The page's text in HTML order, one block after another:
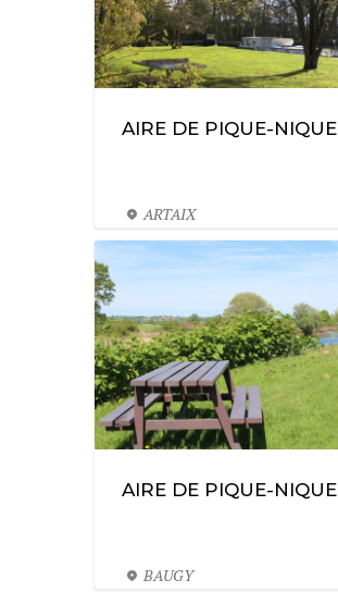
AIRE DE PIQUE-NIQUE
ARTAIX
AIRE DE PIQUE-NIQUE
BAUGY